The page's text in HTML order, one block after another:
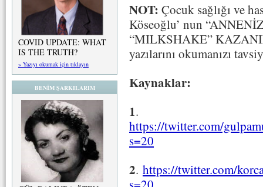
COVID UPDATE: WHAT
IS THE TRUTH?
» Yazıyı okumak için tıklayın
BENİM ŞARKILARIM
NOT: Çocuk sağlığı ve
Köseoğlu’ nun
“MILKSHAKE”
yazılarını okumanızı
Kaynaklar:
1.
https://twitter.com/
s=20
2. https://twitter.com/